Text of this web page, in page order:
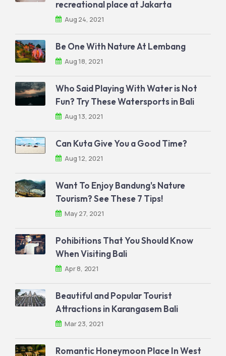
recreational place at Jakarta
Aug 24, 2021
Be One With Nature At Lembang
Aug 18, 2021
Who Said Playing With Water is Not
Fun? Try These Watersports in Bali
Aug 13, 2021
Can Kuta Give You a Good Time?
Aug 12, 2021
Want To Enjoy Bandung's Nature
Tourism? See These 7 Tips!
May 27, 2021
Pohibitions That You Should Know
When Visiting Bali
Apr 8, 2021
Beautiful and Popular Tourist
Attractions in Karangasem Bali
Mar 23, 2021
Romantic Honeymoon Place In West